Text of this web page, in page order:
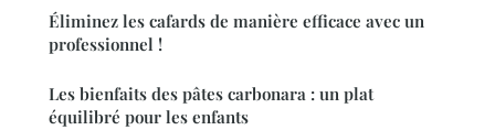
Éliminez les cafards de manière efficace avec un
professionnel !
Les bienfaits des pâtes carbonara : un plat
équilibré pour les enfants